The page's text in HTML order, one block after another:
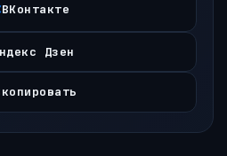
ВКонтакте
Дзен